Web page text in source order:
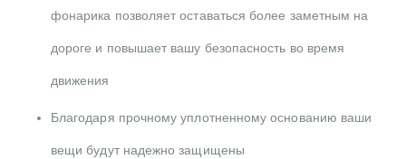
фонарика позволяет оставаться более заметным на
дороге и повышает вашу безопасность во время
движения
Благодаря прочному уплотненному основанию ваши
вещи будут надежно защищены